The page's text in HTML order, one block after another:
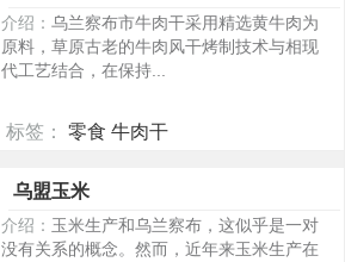
介绍： 乌兰察布市牛肉干采用精选黄牛肉为
原料，草原古老的牛肉风干烤制技术与相现
代工艺结合，在保持...
标签： 零食 牛肉干
乌盟玉米
介绍： 玉米生产和乌兰察布，这似乎是一对
没有关系的概念。然而，近年来玉米生产在